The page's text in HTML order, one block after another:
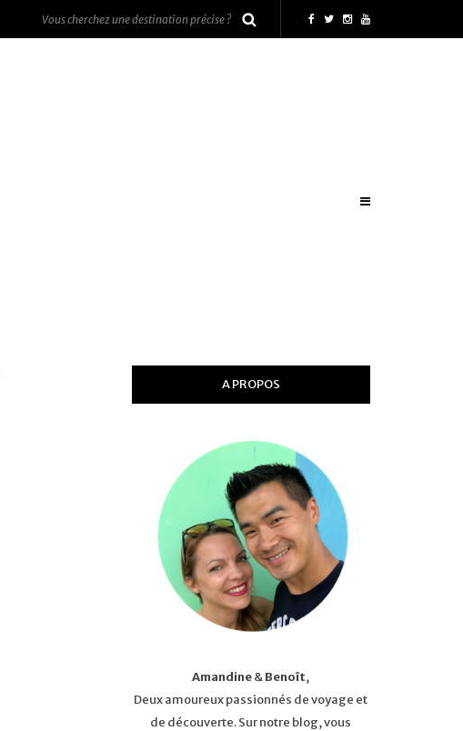
A PROPOS
Amandine&Benoît,
Deux amoureux passionnés de voyage et
de découverte. Sur notre blog, vous